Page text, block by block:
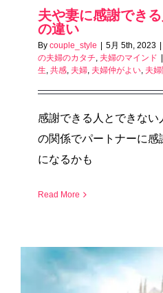
夫や妻に感謝でき
の違い
By couple_style | 5月 5th, 2023 |
の夫婦のカタチ 夫婦のマインド |
生 共感 夫婦 夫婦仲がよい 夫
感謝できる人とできな
の関係でパートナーに感
になるかも
Read More